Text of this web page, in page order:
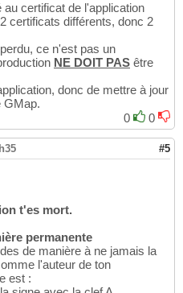
certificat de l'application
certificats différents, donc 2
ce n'est pas un
NE DOIT PAS être
donc de mettre à jour
GMap.
0
0
#5
t'es mort.
permanente
de manière à ne jamais la
l'auteur de ton
est :